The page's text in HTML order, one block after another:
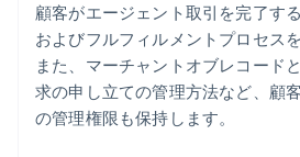
顧客がエージェント取引を完了す
およびフルフィルメントプロセス
また、マーチャントオブレコード
求の申し立ての管理方法など、顧
の管理権限も保持します。
イギリス
English
イタリア
Italiano English
インド
English